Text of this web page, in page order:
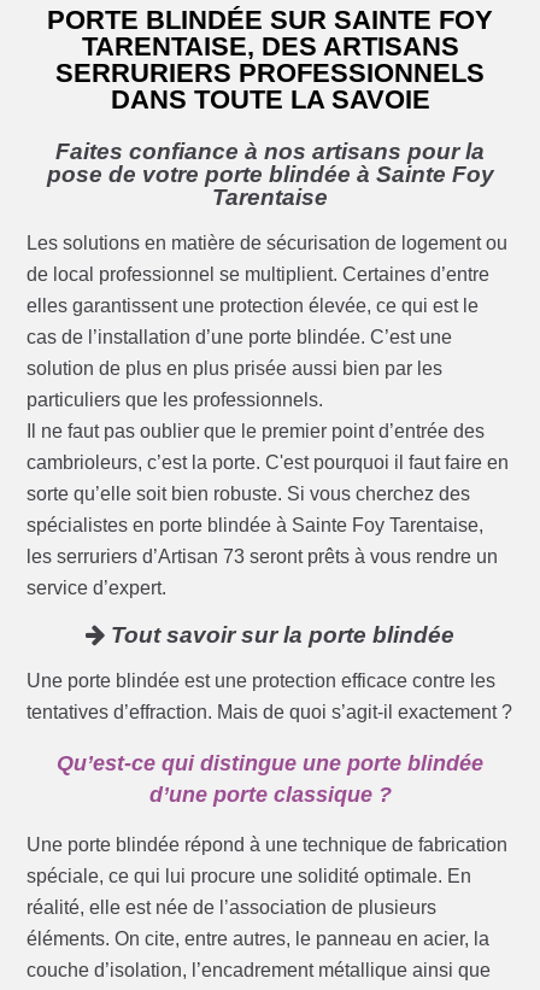
PORTE BLINDÉE SUR SAINTE FOY
TARENTAISE, DES ARTISANS
SERRURIERS PROFESSIONNELS
DANS TOUTE LA SAVOIE
Faites confiance à nos artisans pour la
pose de votre porte blindée à Sainte Foy
Tarentaise
Les solutions en matière de sécurisation de logement ou
de local professionnel se multiplient. Certaines d’entre
elles garantissent une protection élevée, ce qui est le
cas de l’installation d’une porte blindée. C’est une
solution de plus en plus prisée aussi bien par les
particuliers que les professionnels.
Il ne faut pas oublier que le premier point d’entrée des
cambrioleurs, c’est la porte. C'est pourquoi il faut faire en
sorte qu’elle soit bien robuste. Si vous cherchez des
spécialistes en porte blindée à Sainte Foy Tarentaise,
les serruriers d’Artisan 73 seront prêts à vous rendre un
service d’expert.
Tout savoir sur la porte blindée
Une porte blindée est une protection efficace contre les
tentatives d’effraction. Mais de quoi s’agit-il exactement ?
Qu’est-ce qui distingue une porte blindée
d’une porte classique ?
Une porte blindée répond à une technique de fabrication
spéciale, ce qui lui procure une solidité optimale. En
réalité, elle est née de l’association de plusieurs
éléments. On cite, entre autres, le panneau en acier, la
couche d’isolation, l’encadrement métallique ainsi que